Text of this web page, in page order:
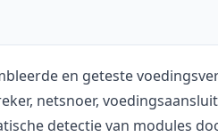
en geteste
netsnoer,
detectie van modules